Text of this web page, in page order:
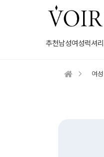
추천남성여성럭셔리
여성